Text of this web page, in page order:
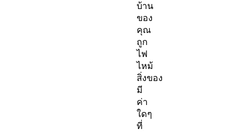
บ้าน
ของ
คุณ
ถูก
ไฟ
ไหม้
สิ่งของ
มี
ค่า
ใดๆ
ที่